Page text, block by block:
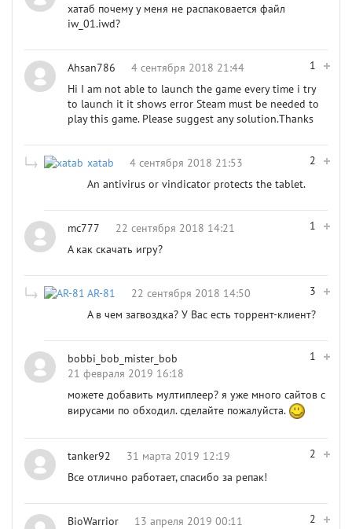
хатаб почему у меня не распаковается файл
iw_01.iwd?
1
Ahsan786
4 сентября 2018 21:44
Hi I am not able to launch the game every time i try
to launch it it shows error Steam must be needed to
play this game. Please suggest any solution.Thanks
2
xatab
4 сентября 2018 21:53
An antivirus or vindicator protects the tablet.
1
mc777
22 сентября 2018 14:21
А как скачать игру?
3
AR-81
22 сентября 2018 14:50
А в чем загвоздка? У Вас есть торрент-клиент?
1
bobbi_bob_mister_bob
21 февраля 2019 16:18
можете добавить мултиплеер? я уже много сайтов с
вирусами по обходил. сделайте пожалуйста.
2
tanker92
31 марта 2019 12:19
Все отлично работает, спасибо за репак!
2
BioWarrior
13 апреля 2019 00:11